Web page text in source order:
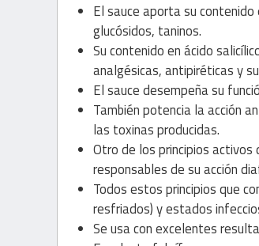
El sauce aporta su contenido
glucósidos, taninos.
Su contenido en ácido
analgésicas, antipiréticas y
El sauce desempeña su
También potencia la acción
las toxinas producidas.
Otro de los principios activos
responsables de su acción
Todos estos principios que
resfriados) y estados
Se usa con excelentes